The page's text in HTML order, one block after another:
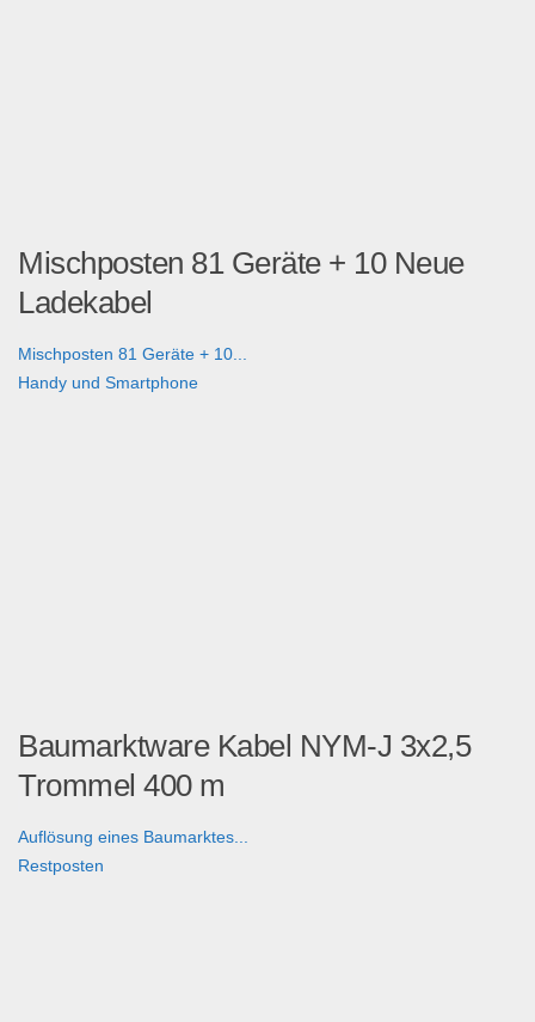
Mischposten 81 Geräte + 10 Neue
Ladekabel
Mischposten 81 Geräte + 10...
Handy und Smartphone
Baumarktware Kabel NYM-J 3x2,5
Trommel 400 m
Auflösung eines Baumarktes...
Restposten